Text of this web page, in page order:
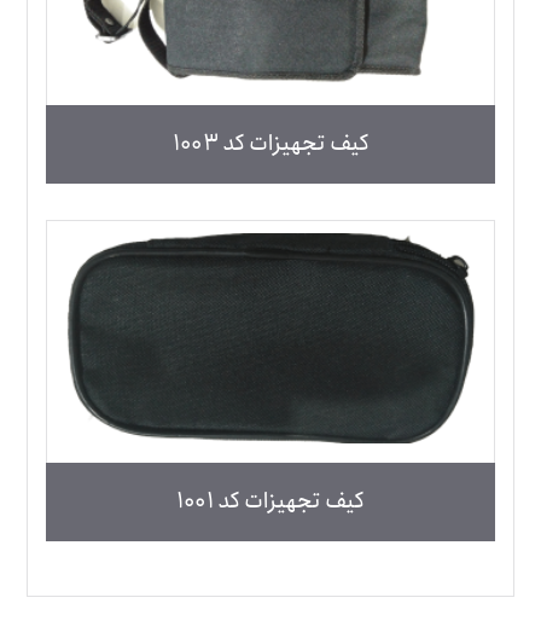
کیف تجهیزات کد 1003
کیف تجهیزات کد 1001